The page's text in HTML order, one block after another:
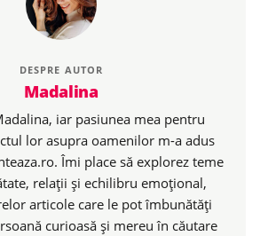
DESPRE AUTOR
Madalina
iar pasiunea mea pentru
lor asupra oamenilor m-a adus
Îmi place să explorez teme
relații și echilibru emoțional,
articole care le pot îmbunătăți
curioasă și mereu în căutare